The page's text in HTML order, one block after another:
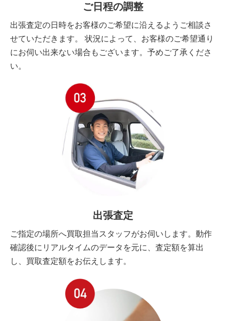
ご日程の調整
出張査定の日時をお客様のご希望に沿えるようご相談さ
せていただきます。 状況によって、お客様のご希望通り
にお伺い出来ない場合もございます。予めご了承くださ
い。
出張査定
ご指定の場所へ買取担当スタッフがお伺いします。動作
確認後にリアルタイムのデータを元に、査定額を算出
し、買取査定額をお伝えします。